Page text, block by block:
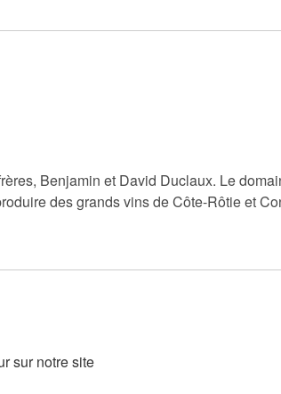
Benjamin et David Duclaux. Le
des grands vins de Côte-Rôtie et
sur notre site